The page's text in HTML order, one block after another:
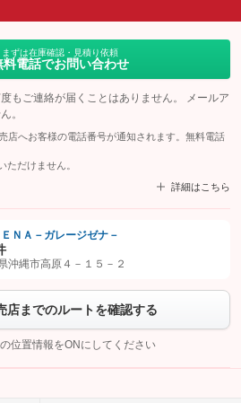
まずは在庫確認・見積り依頼
料電話でお問い合わせ
もご連絡が届くことはありません。 メールア
。
店へお客様の電話番号が通知されます。無料電話
ただけません。
詳細はこちら
を友だち追加してから「許可する」ボタンを押
ンをタップして問い合わせを
こちら
ＮＡ－ガレージゼナ－
沖縄市高原４－１５－２
店までのルートを確認する
位置情報をONにしてください